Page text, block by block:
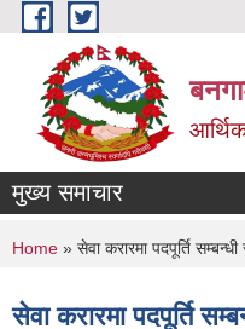
Skip to main content
मुख्य समाचार
You are here
Home » सेवा करारमा पदपूर्ति
सेवा करारमा पदपूर्ति